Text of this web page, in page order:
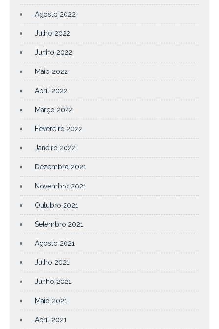
Agosto 2022
Julho 2022
Junho 2022
Maio 2022
Abril 2022
Março 2022
Fevereiro 2022
Janeiro 2022
Dezembro 2021
Novembro 2021
Outubro 2021
Setembro 2021
Agosto 2021
Julho 2021
Junho 2021
Maio 2021
Abril 2021